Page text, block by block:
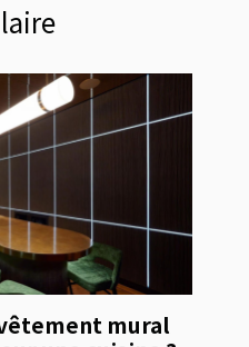
mural